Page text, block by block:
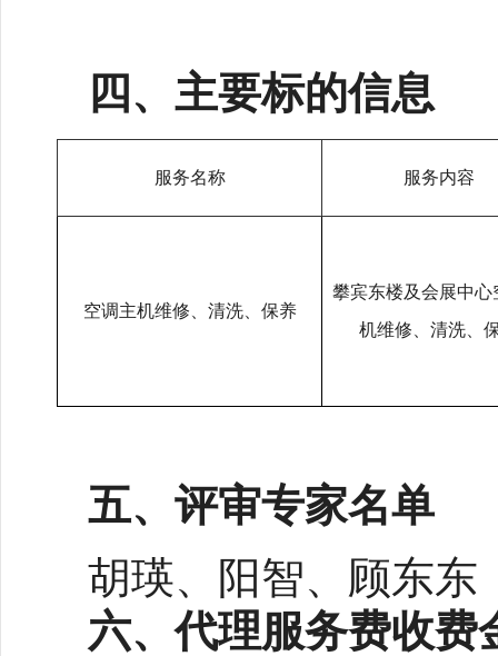
四、主要标的信息
服务名称 服务内容
空调主机维修、清洗、保养
攀宾东楼及会展中心
机维修、清洗、
五、 评审专家名单
胡瑛、阳智、顾东东
六、代理服务费收费